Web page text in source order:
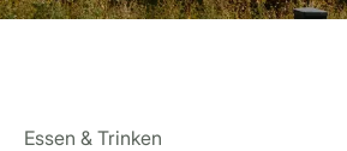
Essen & Trinken